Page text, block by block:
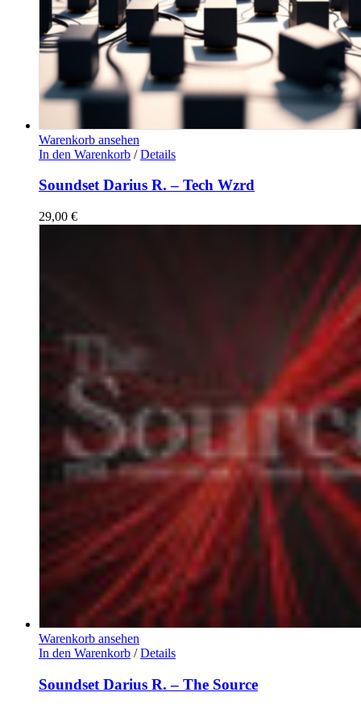
Warenkorb ansehen
In den Warenkorb / Details
Soundset Darius R. – Tech Wzrd
29,00 €
Warenkorb ansehen
In den Warenkorb / Details
Soundset Darius R. – The Source